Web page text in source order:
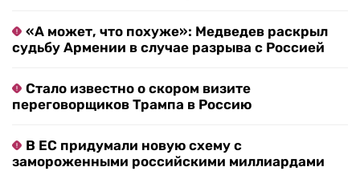
«А может, что похуже»: Медведев раскрыл
судьбу Армении в случае разрыва с Россией
Стало известно о скором визите
переговорщиков Трампа в Россию
В ЕС придумали новую схему с
замороженными российскими миллиардами